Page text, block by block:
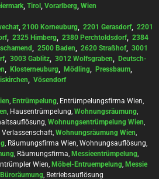
, Tirol , Vorarlberg, Wien
, 2100 Korneuburg, 2201 Gerasdorf, 2201
, 2325 Himberg, 2380 Perchtoldsdorf, 2384
, 2500 Baden, 2620 Straßhof, 3001
, 3003 Gablitz, 3012 Wolfsgraben, Deutsch-
, Klosterneuburg, Mödling, Pressbaum,
, Vösendorf
, Entrümpelung, Entrümpelungsfirma Wien,
, Hausentrümpelung, Wohnungsräumung,
Wohnungsentrümpelung Wien,
Wohnungsräumung Wien,
, Räumungsfirma Wien, Wohnungsauflösung,
, Räumungsfirma, Messieentrümpelung,
Wien, Möbel-Entruempelung, Messie
Büroräumung, Betriebsauflösung